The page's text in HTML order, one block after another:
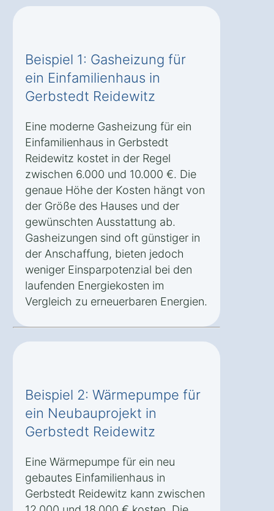
Beispiel 1: Gasheizung für
ein Einfamilienhaus in
Gerbstedt Reidewitz
Eine moderne Gasheizung für ein
Einfamilienhaus in Gerbstedt
Reidewitz kostet in der Regel
zwischen 6.000 und 10.000 €. Die
genaue Höhe der Kosten hängt von
der Größe des Hauses und der
gewünschten Ausstattung ab.
Gasheizungen sind oft günstiger in
der Anschaffung, bieten jedoch
weniger Einsparpotenzial bei den
laufenden Energiekosten im
Vergleich zu erneuerbaren Energien.
Beispiel 2: Wärmepumpe für
ein Neubauprojekt in
Gerbstedt Reidewitz
Eine Wärmepumpe für ein neu
gebautes Einfamilienhaus in
Gerbstedt Reidewitz kann zwischen